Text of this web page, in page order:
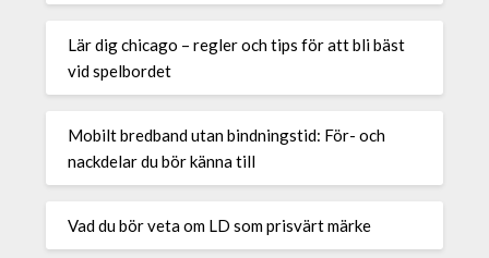
Lär dig chicago – regler och tips för att bli bäst
vid spelbordet
Mobilt bredband utan bindningstid: För- och
nackdelar du bör känna till
Vad du bör veta om LD som prisvärt märke